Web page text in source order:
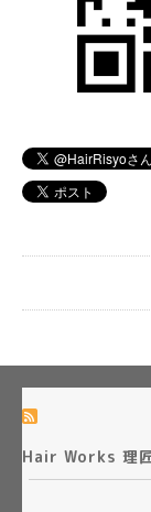
Hair Works 理